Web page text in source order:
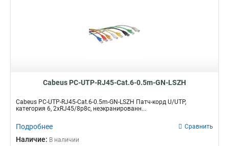
Cabeus PC-UTP-RJ45-Cat.6-0.5m-GN-LSZH
Cabeus PC-UTP-RJ45-Cat.6-0.5m-GN-LSZH Патч-корд U/UTP,
категория 6, 2xRJ45/8p8c, неэкранированн...
Подробнее Сравнить
Наличие: В наличии